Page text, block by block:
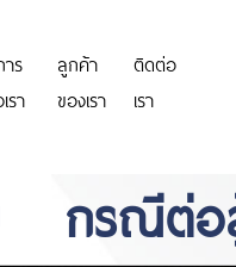
ร
รา
ลูกค้า
ของเรา
ติดต่อ
เรา
กรณีต่อ